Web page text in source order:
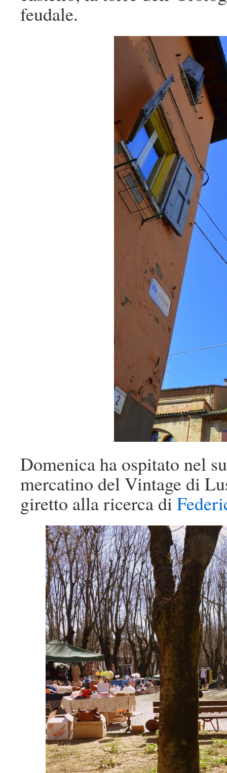
feudale.
Domenica ha ospitato nel
mercatino del Vintage di
giretto alla ricerca di